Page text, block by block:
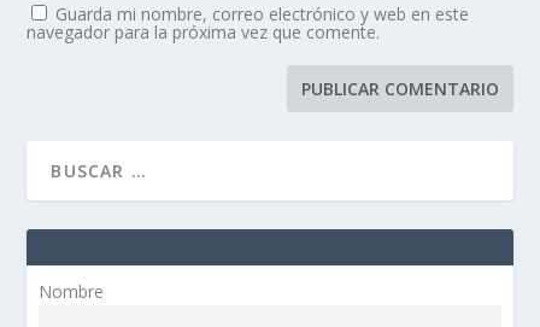
Guarda mi nombre, correo electrónico y web en este
navegador para la próxima vez que comente.
Nombre